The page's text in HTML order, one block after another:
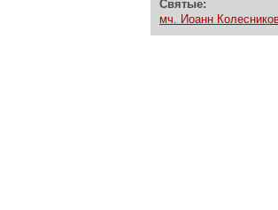
Святые:
мч. Иоанн